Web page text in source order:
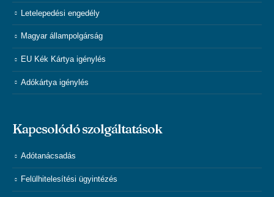
Letelepedési engedély
Magyar állampolgárság
EU Kék Kártya igénylés
Adókártya igénylés
Kapcsolódó szolgáltatások
Adótanácsadás
Felülhitelesítési ügyintézés